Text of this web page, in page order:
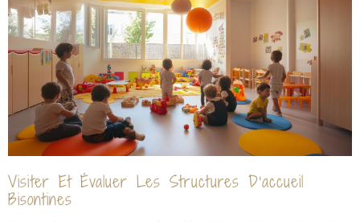
Visiter Et Évaluer Les Structures D'accueil
Bisontines